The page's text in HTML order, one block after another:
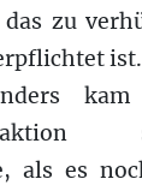
zu
als es